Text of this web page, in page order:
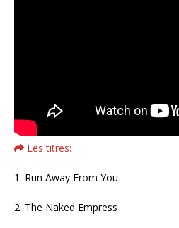
Les titres:
1. Run Away From You
2. The Naked Empress